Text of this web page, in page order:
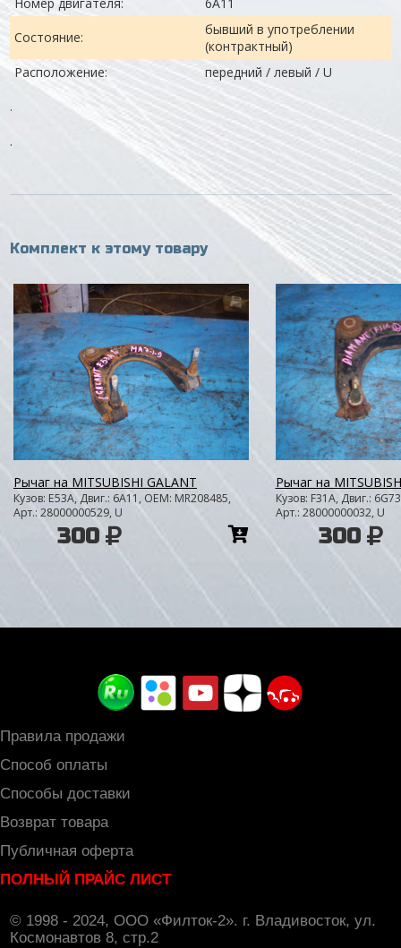
Состояние:
бывший в употреблении
(контрактный)
Расположение:
передний / левый / U
.
.
Комплект к этому товару
Рычаг на MITSUBISHI GALANT
Кузов: E53A, Двиг.: 6A11, OEM: MR208485,
Арт.: 28000000529, U
300 Добавить
Рычаг на
Кузов: F31A, Двиг.:
Арт.: 28000000032, U
300
Правила продажи
Способ оплаты
Способы доставки
Возврат товара
Публичная оферта
ПОЛНЫЙ ПРАЙС ЛИСТ
© 1998 - 2024, ООО «Филток-2». г. Владивосток, ул.
Космонавтов 8, стр.2